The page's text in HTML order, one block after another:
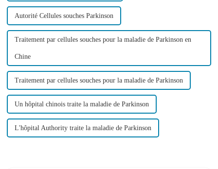
Autorité Cellules souches Parkinson
Traitement par cellules souches pour la maladie de Parkinson en
Chine
Traitement par cellules souches pour la maladie de Parkinson
Un hôpital chinois traite la maladie de Parkinson
L'hôpital Authority traite la maladie de Parkinson